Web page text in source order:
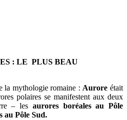
: LE PLUS BEAU
la mythologie romaine : Aurore était
polaires se manifestent aux deux
– les aurores boréales au Pôle
au Pôle Sud.